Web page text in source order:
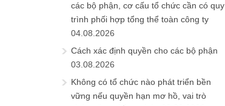
các bộ phận, cơ cấu tổ chức cần có quy
trình phối hợp tổng thể toàn công ty
04.08.2026
Cách xác định quyền cho các bộ phận
03.08.2026
Không có tổ chức nào phát triển bền
vững nếu quyền hạn mơ hồ, vai trò